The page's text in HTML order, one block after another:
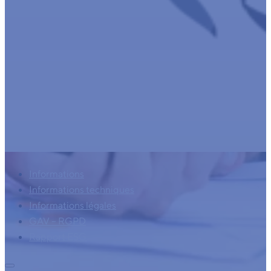
Informations techniques
Informations légales
GAV – RGPD